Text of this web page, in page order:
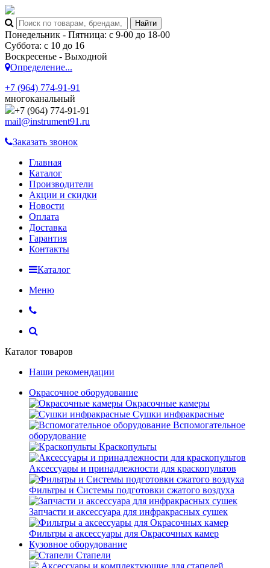
Понедельник - Пятница: с 9-00 до 18-00
Суббота: с 10 до 16
Воскресенье - Выходной
Определение...
+7 (964) 774-91-91
многоканальный
+7 (964) 774-91-91
mail@instrument91.ru
Заказать звонок
Главная
Каталог
Производители
Акции и скидки
Новости
Оплата
Доставка
Гарантия
Контакты
Каталог
Меню
Каталог товаров
Наши рекомендации
Окрасочное оборудование
Окрасочные камеры
Сушки инфракрасные
Вспомогательное
оборудование
Краскопульты
Аксессуары и принадлежности для краскопультов
Фильтры и Системы подготовки сжатого воздуха
Запчасти и аксессуара для инфракрасных сушек
Фильтры а аксессуары для Окрасочных камер
Кузовное оборудование
Стапели